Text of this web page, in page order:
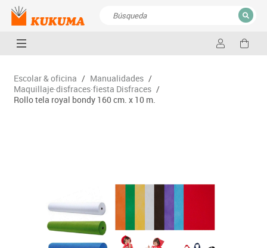
CERRAR
Escolar & oficina / Manualidades /
Maquillaje·disfraces·fiesta Disfraces /
Rollo tela royal bondy 160 cm. x 10 m.